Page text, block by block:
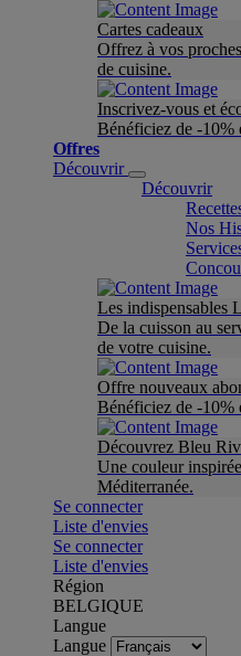
Cartes cadeaux
Offrez à vos
de cuisine.
Inscrivez-vous et
Bénéficiez de -10%
Offres
Découvrir
Découvrir
Nos
Les indispensables
De la cuisson au
de votre cuisine.
Offre nouveaux
Bénéficiez de -10%
Découvrez Bleu
Une couleur
Méditerranée.
Se connecter
Liste d'envies
Se connecter
Liste d'envies
Région
BELGIQUE
Langue
Langue